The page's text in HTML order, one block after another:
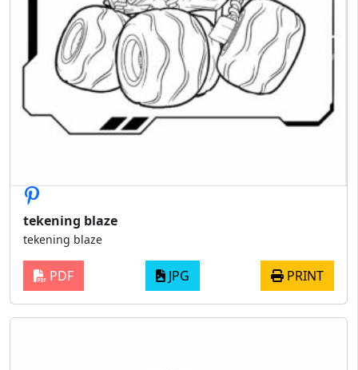
tekening blaze
tekening blaze
PDF JPG PRINT